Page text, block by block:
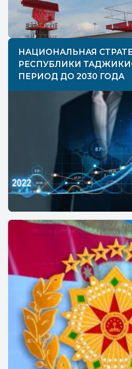
НАЦИОНАЛЬНАЯ
РЕСПУБЛИКИ
ПЕРИОД ДО 2030 ГОДА